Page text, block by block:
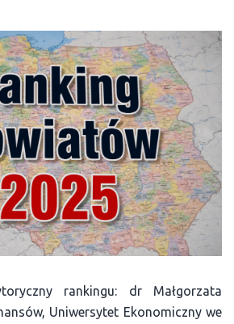
rankingu: dr Małgorzata
Uniwersytet Ekonomiczny we